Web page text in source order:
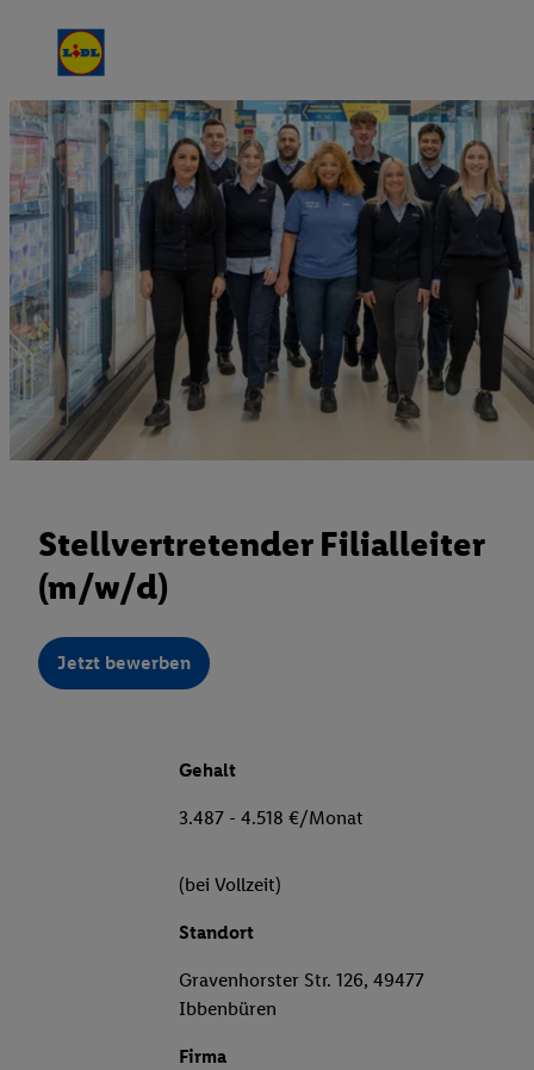
Stellvertretender Filialleiter
(m/w/d)
Jetzt bewerben
Gehalt
3.487 - 4.518 €/Monat
(bei Vollzeit)
Standort
Gravenhorster Str. 126, 49477
Ibbenbüren
Firma